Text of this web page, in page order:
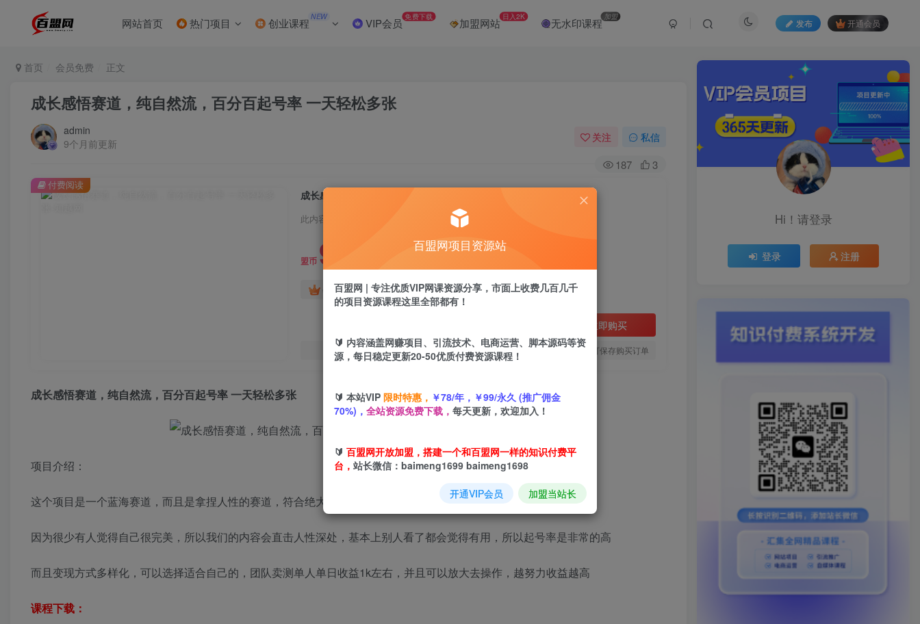
网站首页 热门项目 创业课程 NEW VIP会员 免费下载 加盟网站 日入2K 无水印课程 加盟
发布 开通会员
首页 会员免费 正文
成长感悟赛道，纯自然流，百分百起号率 一天轻松多张
admin
9个月前更新
关注 私信
187 3
成长感悟赛道，纯自然流，百分百起号率 一天轻松多张
此内容为付费阅读，请付费后查看
盟币 9.9
年卡会员免费 永久会员免费
立即购买
您当前未登录！建议登陆后购买，可保存购买订单
付费阅读
成长感悟赛道，纯自然流，百分百起号率 一天轻松多张
项目介绍：
这个项目是一个蓝海赛道，而且是拿捏人性的赛道，符合绝大多数的需求
因为很少有人觉得自己很完美，所以我们的内容会直击人性深处，基本上别人看了都会觉得有用，所以起号率是非常的高
而且变现方式多样化，可以选择适合自己的，团队卖测单人单日收益1k左右，并且可以放大去操作，越努力收益越高
课程下载：
Hi！请登录
登录 注册
百盟网项目资源站
百盟网 | 专注优质VIP网课资源分享，市面上收费几百几千
的项目资源课程这里全部都有！
🔰 内容涵盖网赚项目、引流技术、电商运营、脚本源码等资
源，每日稳定更新20-50优质付费资源课程！
🔰 本站VIP 限时特惠， ￥78/年，￥99/永久 (推广佣金
70%)， 全站资源免费下载， 每天更新，欢迎加入！
🔰 百盟网开放加盟，搭建一个和百盟网一样的知识付费平
台， 站长微信：baimeng1699 baimeng1698
开通VIP会员 加盟当站长